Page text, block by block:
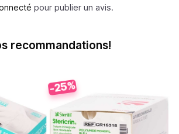
pour publier un avis.
recommandations!
-25%